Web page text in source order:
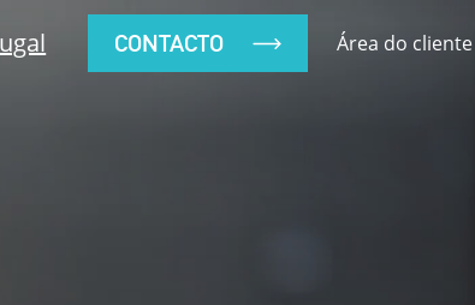
CONTACTO Área do cliente